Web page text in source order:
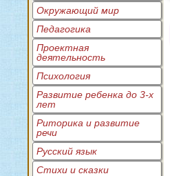
Окружающий мир
Педагогика
Проектная
деятельность
Психология
Развитие ребенка до 3-х
лет
Риторика и развитие
речи
Русский язык
Стихи и сказки